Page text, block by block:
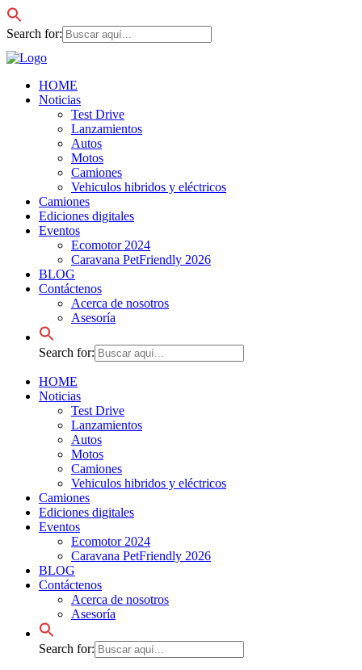
Search for:
HOME
Noticias
Test Drive
Lanzamientos
Autos
Motos
Camiones
Vehiculos hibridos y eléctricos
Camiones
Ediciones digitales
Eventos
Ecomotor 2024
Caravana PetFriendly 2026
BLOG
Contáctenos
Acerca de nosotros
Asesoría
Search for:
HOME
Noticias
Test Drive
Lanzamientos
Autos
Motos
Camiones
Vehiculos hibridos y eléctricos
Camiones
Ediciones digitales
Eventos
Ecomotor 2024
Caravana PetFriendly 2026
BLOG
Contáctenos
Acerca de nosotros
Asesoría
Search for: